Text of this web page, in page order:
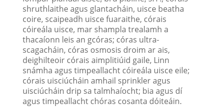
shruthlaithe agus glantacháin, uisce beatha
coire, scaipeadh uisce fuaraithe, córais
cóireála uisce, mar shampla trealamh a
thacaíonn leis an gcóras; córas ultra-
scagacháin, córas osmosis droim ar ais,
deighilteoir córais aimplitiúid gaile, Linn
snámha agus timpeallacht cóireála uisce eile;
córais uisciúcháin amhail sprinkler agus
uisciúcháin drip sa talmhaíocht; bia agus dí
agus timpeallacht chóras cosanta dóiteáin.